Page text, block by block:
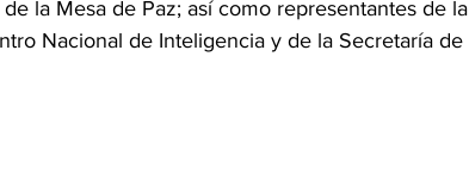
la Mesa de Paz; así como representantes de la
Nacional de Inteligencia y de la Secretaría de